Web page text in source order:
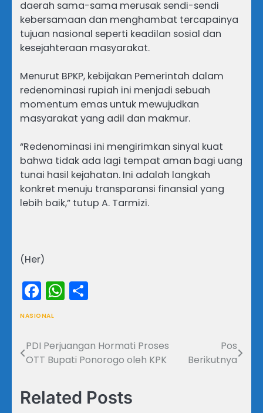
daerah sama-sama merusak sendi-sendi
kebersamaan dan menghambat tercapainya
tujuan nasional seperti keadilan sosial dan
kesejahteraan masyarakat.
Menurut BPKP, kebijakan Pemerintah dalam
redenominasi rupiah ini menjadi sebuah
momentum emas untuk mewujudkan
masyarakat yang adil dan makmur.
“Redenominasi ini mengirimkan sinyal kuat
bahwa tidak ada lagi tempat aman bagi uang
tunai hasil kejahatan. Ini adalah langkah
konkret menuju transparansi finansial yang
lebih baik,” tutup A. Tarmizi.
(Her)
Facebook
WhatsApp
NASIONAL
Navigasi
PDI Perjuangan Hormati Proses
OTT Bupati Ponorogo oleh KPK
Pos
Berikutnya
Related Posts